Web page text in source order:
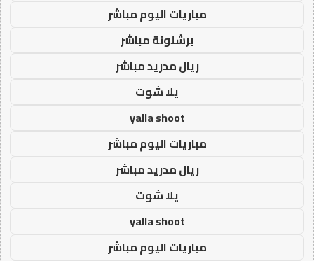
مباريات اليوم مباشر
برشلونة مباشر
ريال مدريد مباشر
يلا شوت
yalla shoot
مباريات اليوم مباشر
ريال مدريد مباشر
يلا شوت
yalla shoot
مباريات اليوم مباشر